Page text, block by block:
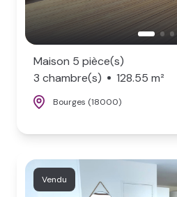
Maison 5 pièce(s)
3 chambre(s)
128.55 m²
Bourges (18000)
Vendu